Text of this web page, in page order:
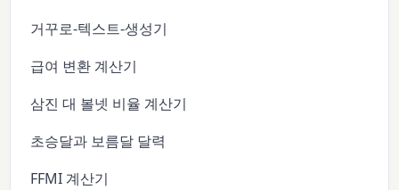
거꾸로-텍스트-생성기
급여 변환 계산기
삼진 대 볼넷 비율 계산기
초승달과 보름달 달력
FFMI 계산기